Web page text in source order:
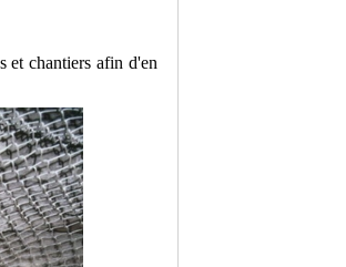
et chantiers afin d'en